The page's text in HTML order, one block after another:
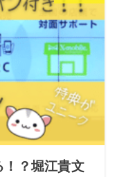
！？堀江貴文